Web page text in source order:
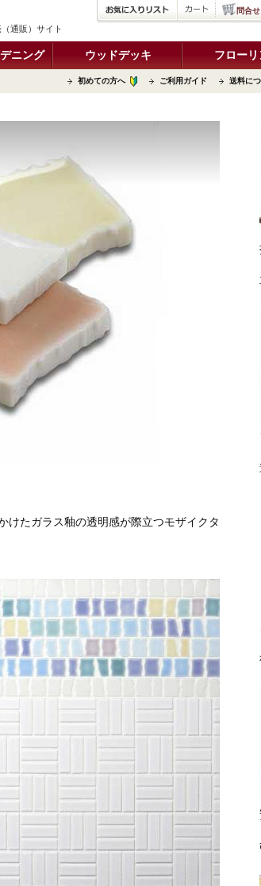
通販）サイト
ニング ウッドデッキ フローリ
初めての方へ ご利用ガイド 送料に
問合
けたガラス釉の透明感が際立つモザイクタ